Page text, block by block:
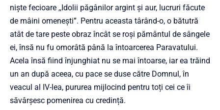
niște fecioare ,,Idolii păgânilor argint și aur, lucruri făcute
de mâini omenești”. Pentru aceasta târând-o, o bătutră
atât de tare peste obraz încât se roși pământul de sângele
ei, însă nu fu omorâtă până la întoarcerea Paravatului.
Acela însă fiind înjunghiat nu se mai întoarse, iar ea trăind
un an după aceea, cu pace se duse către Domnul, în
veacul al IV-lea, pururea mijlocind pentru toți cei ce îi
săvârșesc pomenirea cu credință.